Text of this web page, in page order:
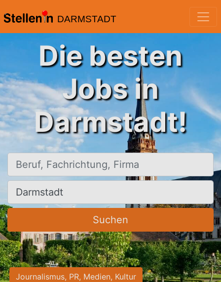
DARMSTADT
Die besten
Jobs in
Darmstadt!
Beruf, Fachrichtung, Firma
Ort, Stadt
Suchen
Journalismus, PR, Medien, Kultur